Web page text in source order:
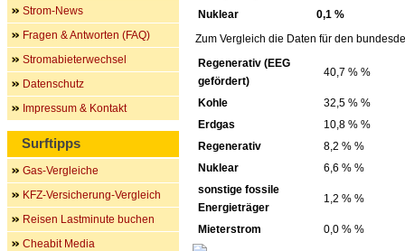
Nuklear
0,1 %
Zum Vergleich die Daten für den
Regenerativ (EEG
gefördert)
40,7 % %
Kohle
32,5 % %
Erdgas
10,8 % %
Regenerativ
8,2 % %
Nuklear
6,6 % %
sonstige fossile
Energieträger
1,2 % %
Mieterstrom 0,0 % %
Strom-News
Fragen & Antworten (FAQ)
Stromabieterwechsel
Datenschutz
Impressum & Kontakt
Surftipps
Gas-Vergleiche
KFZ-Versicherung-Vergleich
Reisen Lastminute buchen
Cheabit Media